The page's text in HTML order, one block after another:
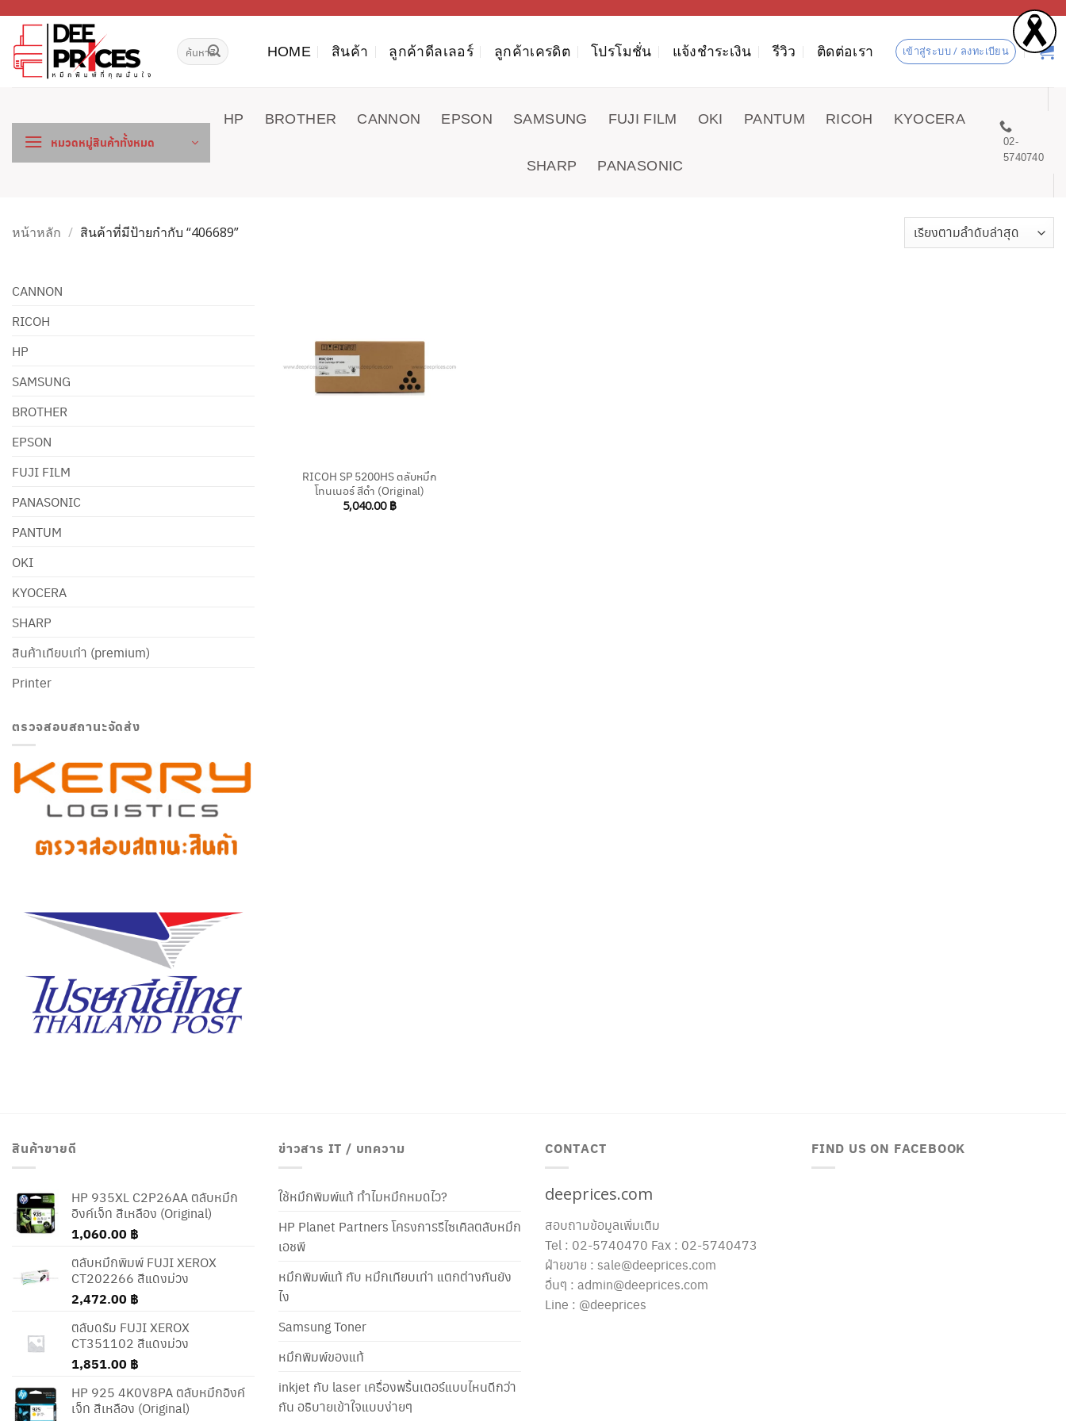
เนื้อหา
ค้นหา: HOME สินค้า ลูกค้าดีลเลอร์ ลูกค้าเครดิต โปรโมชั่น แจ้งชำระเงิน รีวิว ติดต่อเรา เข้าสู่ระบบ / ลงทะเบียน
หมวดหมู่สินค้าทั้งหมด
HP BROTHER CANNON EPSON SAMSUNG FUJI FILM OKI PANTUM RICOH KYOCERA
SHARP PANASONIC
02-
5740740
หน้าหลัก / สินค้าที่มีป้ายกำกับ “406689”
CANNON
RICOH
HP
SAMSUNG
BROTHER
EPSON
FUJI FILM
PANASONIC
PANTUM
OKI
KYOCERA
SHARP
สินค้าเทียบเท่า (premium)
Printer
ตรวจสอบสถานะจัดส่ง
RICOH SP 5200HS ตลับหมึก
โทนเนอร์ สีดำ (Original)
5,040.00 ฿
สินค้าขายดี
HP 935XL C2P26AA ตลับหมึก
อิงค์เจ็ท สีเหลือง (Original)
1,060.00 ฿
ตลับหมึกพิมพ์ FUJI XEROX
CT202266 สีแดงม่วง
2,472.00 ฿
ตลับดรัม FUJI XEROX
CT351102 สีแดงม่วง
1,851.00 ฿
HP 925 4K0V8PA ตลับหมึกอิงค์
เจ็ท สีเหลือง (Original)
ข่าวสาร IT / บทความ
ใช้หมึกพิมพ์แท้ ทำไมหมึกหมดไว?
HP Planet Partners โครงการรีไซเคิลตลับหมึก
เอชพี
หมึกพิมพ์แท้ กับ หมึกเทียบเท่า แตกต่างกันยัง
ไง
Samsung Toner
หมึกพิมพ์ของแท้
inkjet กับ laser เครื่องพริ้นเตอร์แบบไหนดีกว่า
กัน อธิบายเข้าใจแบบง่ายๆ
CONTACT
deeprices.com
สอบถามข้อมูลเพิ่มเติม
Tel : 02-5740470 Fax : 02-5740473
ฝ่ายขาย : sale@deeprices.com
อื่นๆ : admin@deeprices.com
Line : @deeprices
FIND US ON FACEBOOK